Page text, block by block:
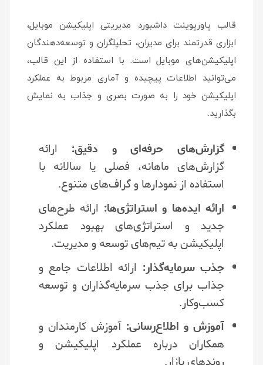
قالب پاورپوینت داشبورد مدیریتی اپلیکیشن موبایل،
ابزاری قدرتمند برای مدیران، تحلیلگران و توسعه‌دهندگان
اپلیکیشن‌های موبایل است. با استفاده از این قالب،
می‌توانید اطلاعات پیچیده و آماری مربوط به عملکرد
اپلیکیشن خود را به صورت بصری و جذاب به نمایش
بگذارید.
گزارش‌های حرفه‌ای و دقیق: ارائه
گزارش‌های ماهانه، فصلی یا سالانه با
استفاده از نمودارها و گراف‌های متنوع.
ارائه ایده‌ها و استراتژی‌ها: ارائه طرح‌های
جدید و استراتژی‌های بهبود عملکرد
اپلیکیشن به تیم‌های توسعه و مدیریت.
جذب سرمایه‌گذار: ارائه اطلاعات جامع و
جذاب برای جذب سرمایه‌گذاران و توسعه
کسب‌وکار.
آموزش و اطلاع‌رسانی: آموزش کارمندان و
همکاران درباره عملکرد اپلیکیشن و